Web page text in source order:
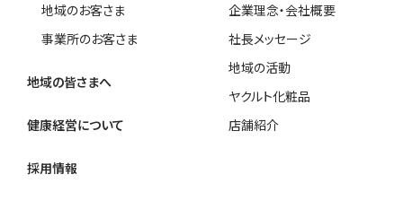
地域のお客さま
事業所のお客さま
地域の皆さまへ
健康経営について
企業理念・会社概要
社長メッセージ
地域の活動
ヤクルト化粧品
店舗紹介
採用情報